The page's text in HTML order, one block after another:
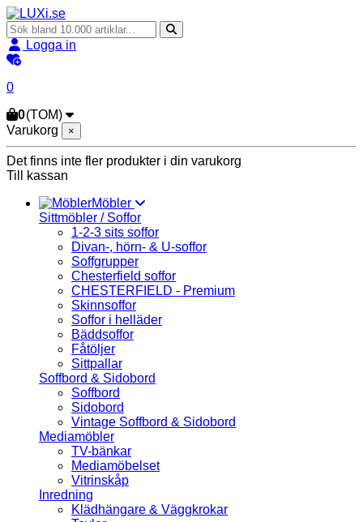
Logga in
0
0(TOM)
Varukorg
×
Det finns inte fler produkter i din varukorg
Till kassan
Möbler
Sittmöbler / Soffor
1-2-3 sits soffor
Divan-, hörn- & U-soffor
Soffgrupper
Chesterfield soffor
CHESTERFIELD - Premium
Skinnsoffor
Soffor i helläder
Bäddsoffor
Fåtöljer
Sittpallar
Soffbord & Sidobord
Soffbord
Sidobord
Vintage Soffbord & Sidobord
Mediamöbler
TV-bänkar
Mediamöbelset
Vitrinskåp
Inredning
Klädhängare & Väggkrokar